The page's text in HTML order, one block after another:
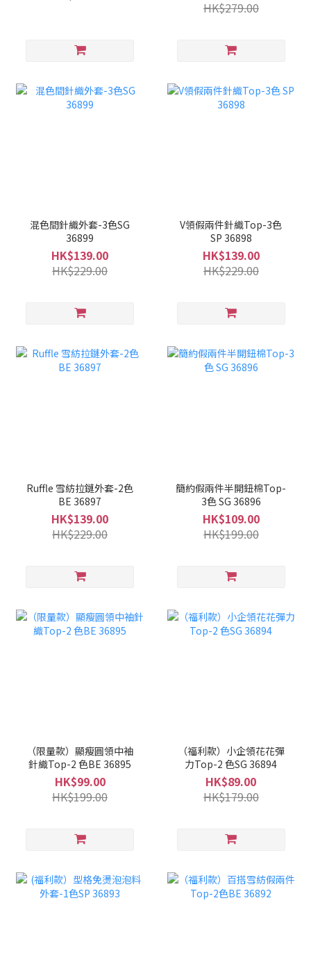
HK$279.00
混色間針織外套-3色SG
36899
HK$139.00
HK$229.00
V領假兩件針織Top-3色
SP 36898
HK$139.00
HK$229.00
Ruffle 雪紡拉鏈外套-2色
BE 36897
HK$139.00
HK$229.00
簡約假兩件半開鈕棉Top-
3色 SG 36896
HK$109.00
HK$199.00
（限量款）顯瘦圓領中袖
針織Top-2 色BE 36895
HK$99.00
HK$199.00
（福利款）小企領花花彈
力Top-2 色SG 36894
HK$89.00
HK$179.00